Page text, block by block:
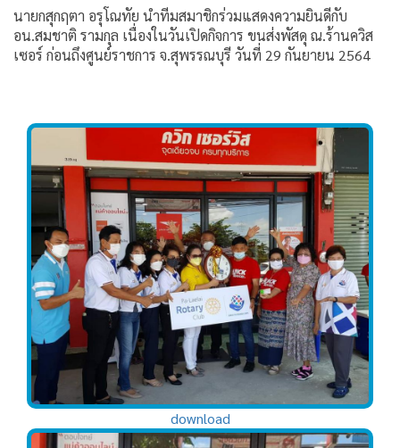
นายกสุกฤตา อรุโณทัย นำทีมสมาชิกร่วมแสดงความยินดีกับ
อน.สมชาติ รามกุล เนื่องในวันเปิดกิจการ ขนส่งพัสดุ ณ.ร้านควิส
เซอร์ ก่อนถึงศูนย์ราชการ จ.สุพรรณบุรี วันที่ 29 กันยายน 2564
download